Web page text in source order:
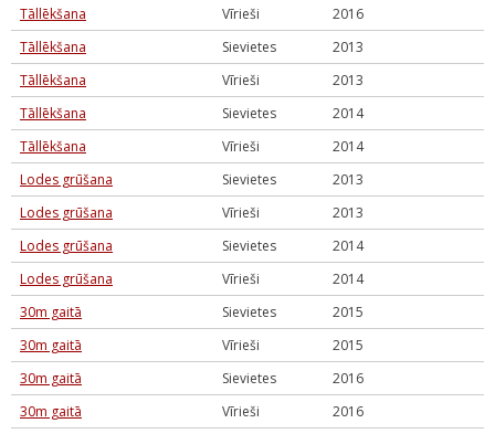
Tāllēkšana
Vīrieši
2016
Tāllēkšana
Sievietes
2013
Tāllēkšana
Vīrieši
2013
Tāllēkšana
Sievietes
2014
Tāllēkšana
Vīrieši
2014
Lodes grūšana
Sievietes
2013
Lodes grūšana
Vīrieši
2013
Lodes grūšana
Sievietes
2014
Lodes grūšana
Vīrieši
2014
30m gaitā
Sievietes
2015
30m gaitā
Vīrieši
2015
30m gaitā
Sievietes
2016
30m gaitā
Vīrieši
2016